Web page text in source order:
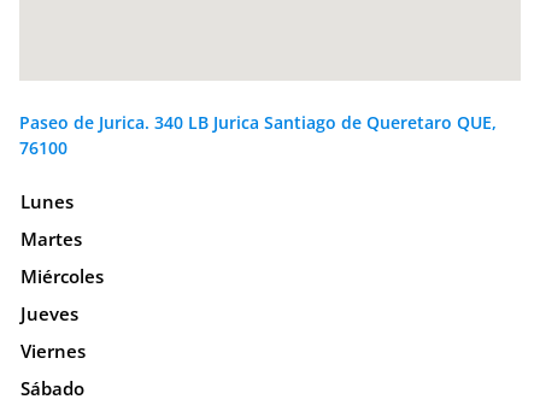
Paseo de Jurica. 340 LB Jurica Santiago de Queretaro QUE,
76100
Lunes
Martes
Miércoles
Jueves
Viernes
Sábado